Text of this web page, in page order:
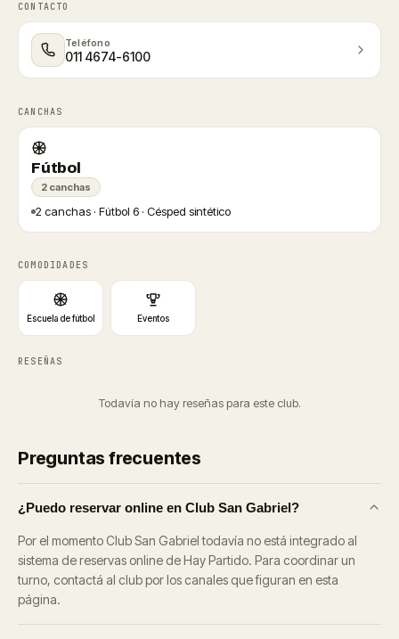
CONTACTO
Teléfono
011 4674-6100
CANCHAS
Fútbol
2 canchas
2 canchas · Fútbol 6 · Césped sintético
COMODIDADES
Escuela de fútbol Eventos
RESEÑAS
Todavía no hay reseñas para este club.
Preguntas frecuentes
¿Puedo reservar online en Club San Gabriel?
Por el momento Club San Gabriel todavía no está integrado al
sistema de reservas online de Hay Partido. Para coordinar un
turno, contactá al club por los canales que figuran en esta
página.